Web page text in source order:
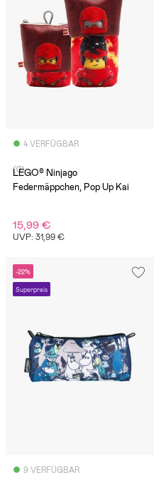
4 VERFÜGBAR
(0)
LEGO® Ninjago
Federmäppchen, Pop Up Kai
15,99 €
UVP: 31,99 €
-22%
Superpreis
9 VERFÜGBAR